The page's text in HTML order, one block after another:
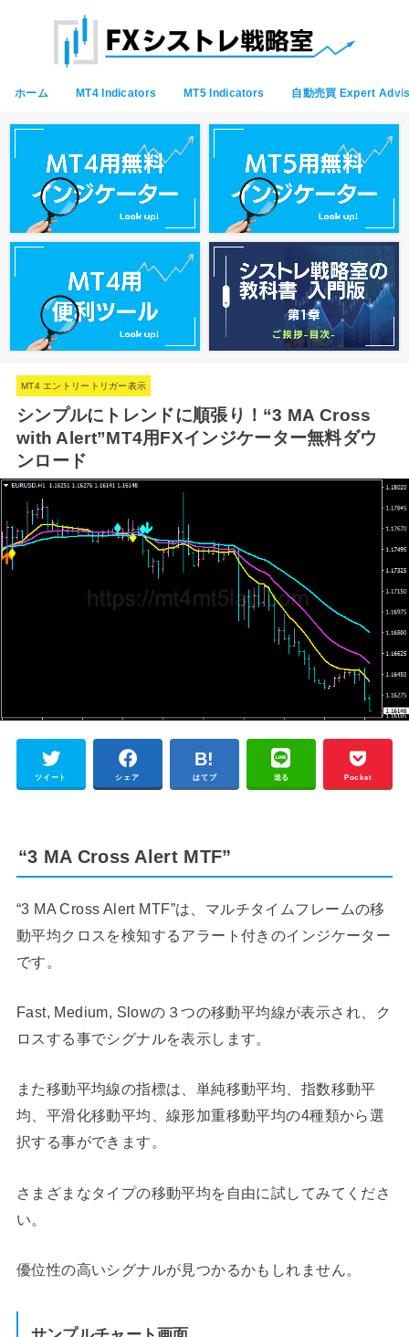
ホーム MT4 Indicators MT5 Indicators 自動売買 Expert
MT4 エントリートリガー表示
シンプルにトレンドに順張り！“3 MA Cross
with Alert”MT4用FXインジケーター無料ダウ
ンロード
ツイート シェア はてブ 送る Pocket
“3 MA Cross Alert MTF”
“3 MA Cross Alert MTF”は、マルチタイムフレームの移
動平均クロスを検知するアラート付きのインジケーター
です。
Fast, Medium, Slowの３つの移動平均線が表示され、ク
ロスする事でシグナルを表示します。
また移動平均線の指標は、単純移動平均、指数移動平
均、平滑化移動平均、線形加重移動平均の4種類から選
択する事ができます。
さまざまなタイプの移動平均を自由に試してみてくださ
い。
優位性の高いシグナルが見つかるかもしれません。